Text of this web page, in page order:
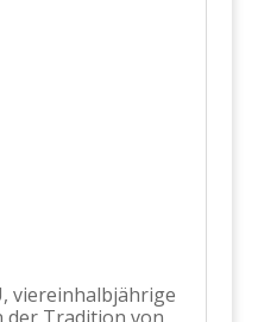
viereinhalbjährige